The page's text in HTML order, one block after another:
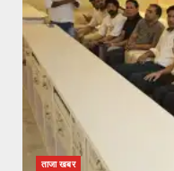
ताजा खबर